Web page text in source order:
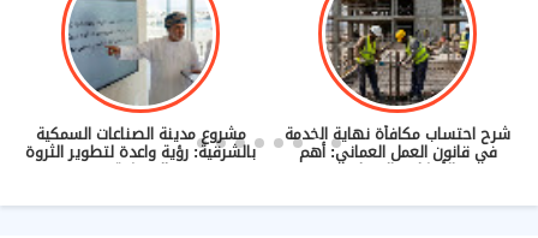
شرح احتساب مكافأة نهاية الخدمة
في قانون العمل العماني: أهم
الأحكام والضوابط
مشروع مدينة الصناعات السمكية
بالشرقية: رؤية واعدة لتطوير الثروة
السمكية